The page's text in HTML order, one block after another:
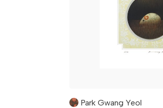
Park Gwang Yeol